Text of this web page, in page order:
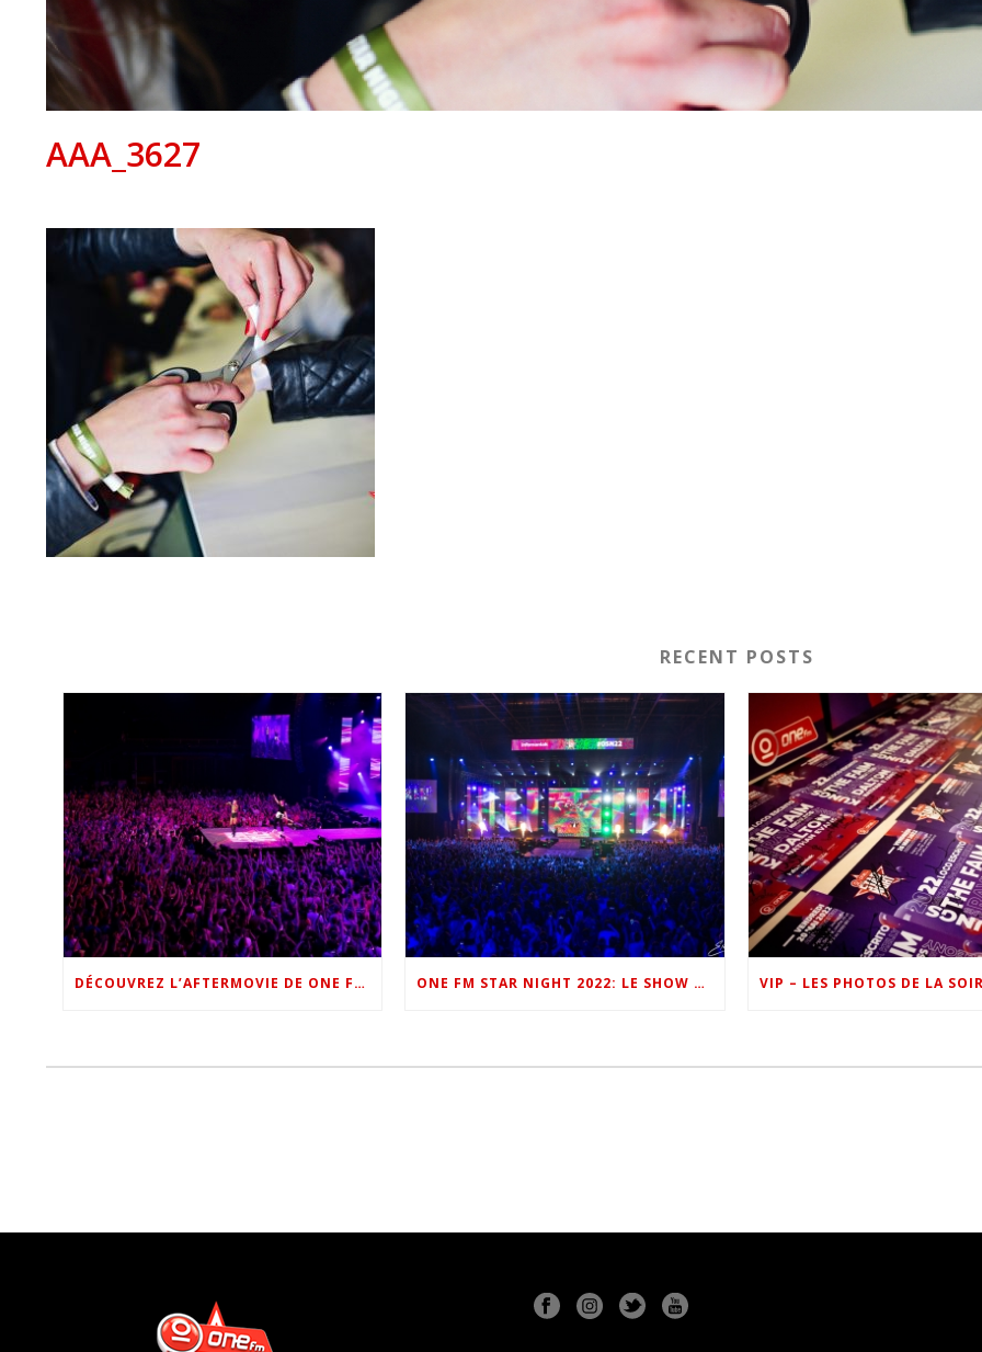
AAA_3627
RECENT POSTS
DÉCOUVREZ L’AFTERMOVIE DE ONE FM STAR NIGHT 2022 ! ONE FM STAR NIGHT 2022: LE SHOW EN IMAGES